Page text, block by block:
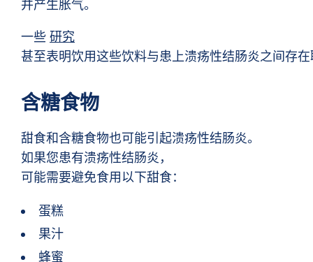
并产生胀气。
一些 研究
甚至表明饮用这些饮料与患上溃疡性结肠炎之间存
含糖食物
甜食和含糖食物也可能引起溃疡性结肠炎。
如果您患有溃疡性结肠炎，
可能需要避免食用以下甜食：
蛋糕
果汁
蜂蜜